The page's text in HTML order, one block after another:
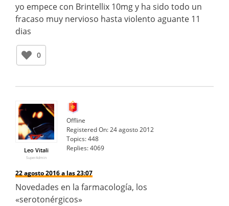
yo empece con Brintellix 10mg y ha sido todo un
fracaso muy nervioso hasta violento aguante 11
dias
0
Leo Vitali
SuperAdmin
Offline
Registered On:24 agosto 2012
Topics:448
Replies:4069
22 agosto 2016 a las 23:07
Novedades en la farmacología, los
«serotonérgicos»